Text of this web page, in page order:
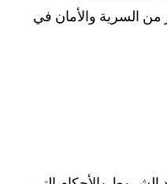
السرية والأمان في